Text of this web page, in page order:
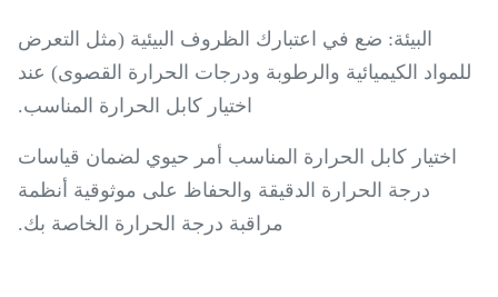
البيئة: ضع في اعتبارك الظروف البيئية (مثل التعرض
للمواد الكيميائية والرطوبة ودرجات الحرارة القصوى) عند
اختيار كابل الحرارة المناسب.
اختيار كابل الحرارة المناسب أمر حيوي لضمان قياسات
درجة الحرارة الدقيقة والحفاظ على موثوقية أنظمة
مراقبة درجة الحرارة الخاصة بك.